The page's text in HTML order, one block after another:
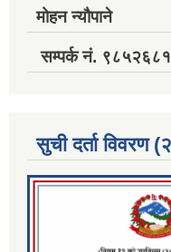
मोहन न्यौपाने
सम्पर्क नं.
सुची दर्ता